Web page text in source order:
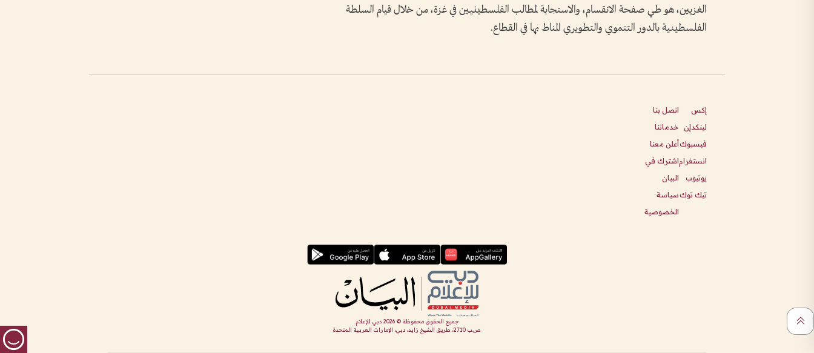
الغزيين، هو طي صفحة الانقسام، والاستجابة لمطالب الفلسطينيين في غزة، من خلال قيام السلطة
الفلسطينية بالدور التنموي والتطويري المناط بها في القطاع.
إكس
لينكدإن
فيسبوك
انستغرام
يوتيوب
تيك توك
اتصل بنا
خدماتنا
أعلن معنا
اشترك في
البيان
سياسة
الخصوصية
جميع الحقوق محفوظة ©2026 دبي للإعلام
ص.ب 2710، طريق الشيخ زايد، دبي، الإمارات العربية المتحدة